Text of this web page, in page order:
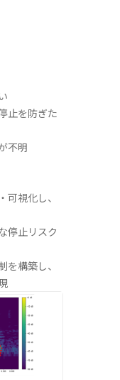
止を防ぎた
不明
視化し、
停止リスク
構築し、